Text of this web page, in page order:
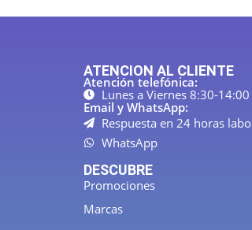
ATENCION AL CLIENTE
Atención telefónica:
Lunes a Viernes 8:30-14:00
Email y WhatsApp:
Respuesta en 24 horas
WhatsApp
DESCUBRE
Promociones
Marcas